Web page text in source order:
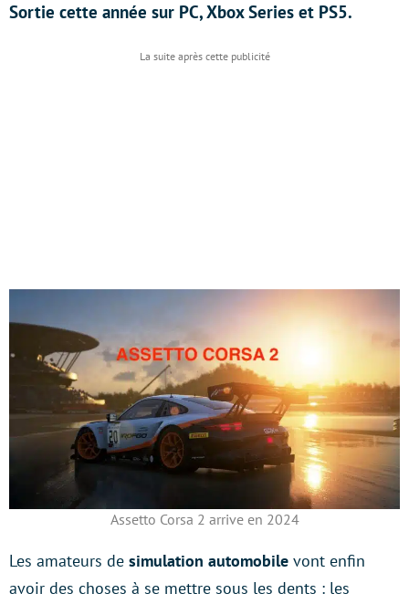
Sortie cette année sur PC, Xbox Series et PS5.
Assetto Corsa 2 arrive en 2024
Les amateurs de simulation automobile vont enfin
avoir des choses à se mettre sous les dents : les